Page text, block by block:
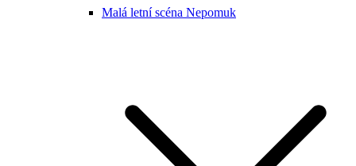
Malá letní scéna Nepomuk